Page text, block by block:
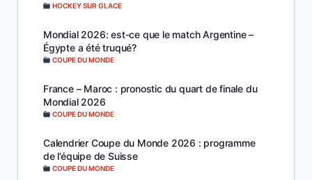
HOCKEY SUR GLACE
Mondial 2026: est-ce que le match Argentine –
Égypte a été truqué?
COUPE DU MONDE
France – Maroc : pronostic du quart de finale du
Mondial 2026
COUPE DU MONDE
Calendrier Coupe du Monde 2026 : programme
de l’équipe de Suisse
COUPE DU MONDE